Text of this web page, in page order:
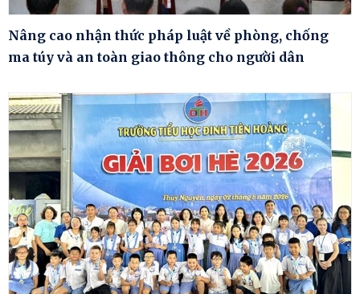
Nâng cao nhận thức pháp luật về phòng, chống
ma túy và an toàn giao thông cho người dân